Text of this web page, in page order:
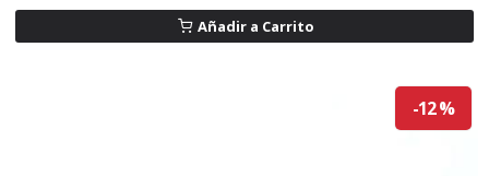
Añadir a Carrito
-12 %